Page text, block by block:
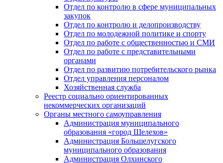
Отдел по контролю в сфере муниципальных
закупок
Отдел по контролю и делопроизводству
Отдел по молодежной политике и спорту
Отдел по работе с общественностью и СМИ
Отдел по работе с представительными
органами
Отдел по развитию потребительского рынка
Отдел управления персоналом
Хозяйственная служба
Реестр социально ориентированных
некоммерческих организаций
Органы местного самоуправления
Администрация муниципального
образования «город Шелехов»
Администрация Большелугского
муниципального образования
Администрация Олхинского